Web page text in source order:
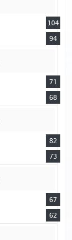
104
94
71
68
82
73
67
62